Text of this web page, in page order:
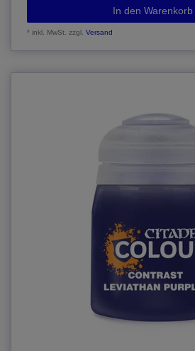
In den Warenkorb
*inkl. MwSt. zzgl.Versand